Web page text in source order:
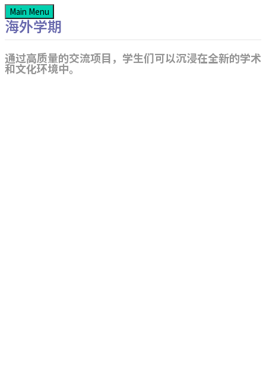
Main Menu
海外学期
通过高质量的交流项目，学生们可以沉浸在全新的学术
和文化环境中。